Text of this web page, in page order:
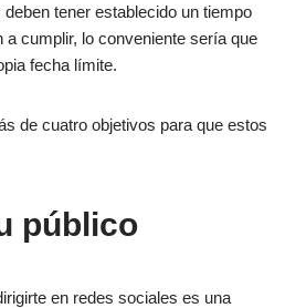
deben tener establecido un tiempo
cumplir, lo conveniente sería que
fecha límite.
de cuatro objetivos para que estos
público
en redes sociales es una